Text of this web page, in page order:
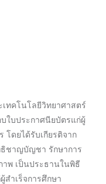
ทคโนโลยีวิทยาศาสตร์
ใบประกาศนียบัตรแก่ผู้
โดยได้รับเกียรติจาก
ธิชาญบัญชา รักษาการ
พ เป็นประธานในพิธี
สำเร็จการศึกษา